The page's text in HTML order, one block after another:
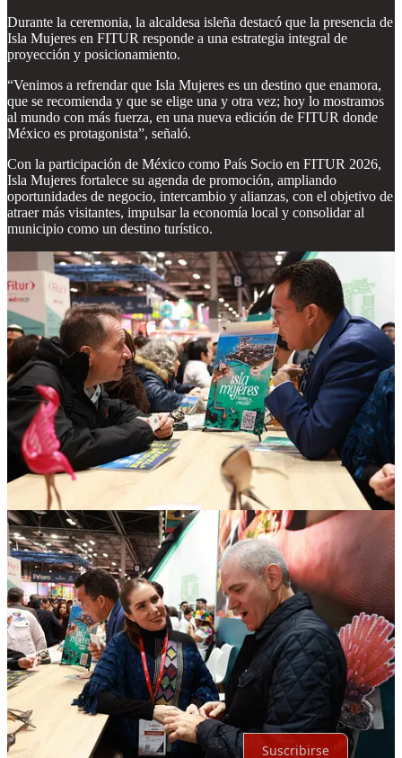
Durante la ceremonia, la alcaldesa isleña destacó que la presencia de
Isla Mujeres en FITUR responde a una estrategia integral de
proyección y posicionamiento.
“Venimos a refrendar que Isla Mujeres es un destino que enamora,
que se recomienda y que se elige una y otra vez; hoy lo mostramos
al mundo con más fuerza, en una nueva edición de FITUR donde
México es protagonista”, señaló.
Con la participación de México como País Socio en FITUR 2026,
Isla Mujeres fortalece su agenda de promoción, ampliando
oportunidades de negocio, intercambio y alianzas, con el objetivo de
atraer más visitantes, impulsar la economía local y consolidar al
municipio como un destino turístico.
Compartir
Discusión sobre este post
Comentarios Restacks
Lo mejor de Último Debates
Sin posts
Por supuesto, sigue adelante.
Suscribirse